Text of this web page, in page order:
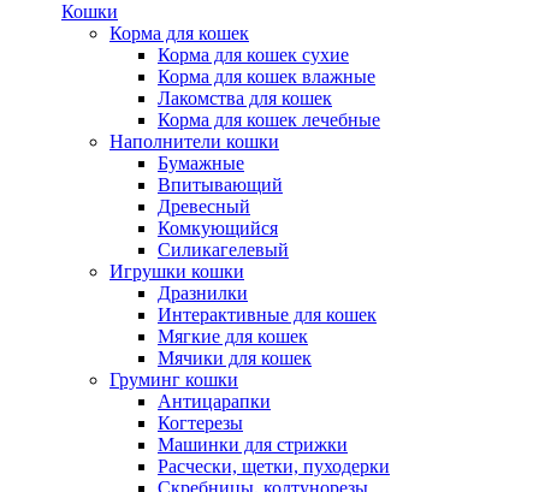
Кошки
Корма для кошек
Корма для кошек сухие
Корма для кошек влажные
Лакомства для кошек
Корма для кошек лечебные
Наполнители кошки
Бумажные
Впитывающий
Древесный
Комкующийся
Силикагелевый
Игрушки кошки
Дразнилки
Интерактивные для кошек
Мягкие для кошек
Мячики для кошек
Груминг кошки
Антицарапки
Когтерезы
Машинки для стрижки
Расчески, щетки, пуходерки
Скребницы, колтунорезы